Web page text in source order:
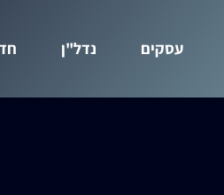
עסקים נדל"ן